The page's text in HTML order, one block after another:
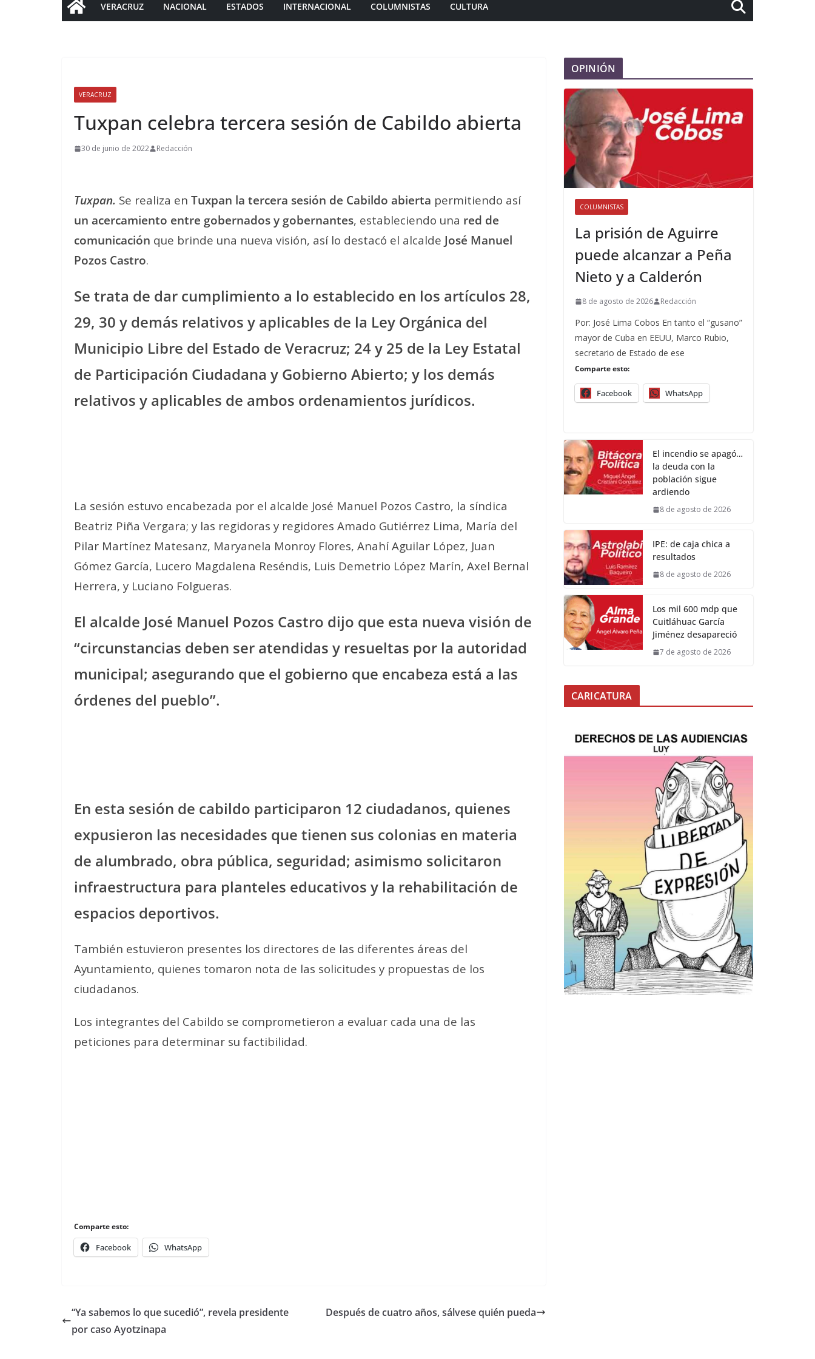
VERACRUZ NACIONAL ESTADOS INTERNACIONAL COLUMNISTAS CULTURA
VERACRUZ
Tuxpan celebra tercera sesión de Cabildo abierta
30 de junio de 2022 Redacción
Tuxpan. Se realiza en Tuxpan la tercera sesión de Cabildo abierta permitiendo así
un acercamiento entre gobernados y gobernantes, estableciendo una red de
comunicación que brinde una nueva visión, así lo destacó el alcalde José Manuel
Pozos Castro.
Se trata de dar cumplimiento a lo establecido en los artículos 28,
29, 30 y demás relativos y aplicables de la Ley Orgánica del
Municipio Libre del Estado de Veracruz; 24 y 25 de la Ley Estatal
de Participación Ciudadana y Gobierno Abierto; y los demás
relativos y aplicables de ambos ordenamientos jurídicos.
La sesión estuvo encabezada por el alcalde José Manuel Pozos Castro, la síndica
Beatriz Piña Vergara; y las regidoras y regidores Amado Gutiérrez Lima, María del
Pilar Martínez Matesanz, Maryanela Monroy Flores, Anahí Aguilar López, Juan
Gómez García, Lucero Magdalena Reséndis, Luis Demetrio López Marín, Axel Bernal
Herrera, y Luciano Folgueras.
El alcalde José Manuel Pozos Castro dijo que esta nueva visión de
“circunstancias deben ser atendidas y resueltas por la autoridad
municipal; asegurando que el gobierno que encabeza está a las
órdenes del pueblo”.
En esta sesión de cabildo participaron 12 ciudadanos, quienes
expusieron las necesidades que tienen sus colonias en materia
de alumbrado, obra pública, seguridad; asimismo solicitaron
infraestructura para planteles educativos y la rehabilitación de
espacios deportivos.
También estuvieron presentes los directores de las diferentes áreas del
Ayuntamiento, quienes tomaron nota de las solicitudes y propuestas de los
ciudadanos.
Los integrantes del Cabildo se comprometieron a evaluar cada una de las
peticiones para determinar su factibilidad.
Comparte esto:
Facebook WhatsApp
“Ya sabemos lo que sucedió”, revela presidente
por caso Ayotzinapa
Después de cuatro años, sálvese quién pueda
OPINIÓN
COLUMNISTAS
La prisión de Aguirre
puede alcanzar a Peña
Nieto y a Calderón
8 de agosto de 2026 Redacción
Por: José Lima Cobos En tanto el “gusano”
mayor de Cuba en EEUU, Marco Rubio,
secretario de Estado de ese
Comparte esto:
Facebook WhatsApp
El incendio se apagó…
la deuda con la
población sigue
ardiendo
8 de agosto de 2026
IPE: de caja chica a
resultados
8 de agosto de 2026
Los mil 600 mdp que
Cuitláhuac García
Jiménez desapareció
7 de agosto de 2026
CARICATURA